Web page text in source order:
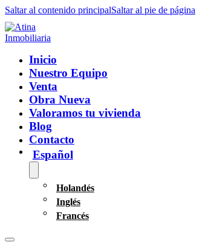
Saltar al contenido principalSaltar al pie de página
Inicio
Nuestro Equipo
Venta
Obra Nueva
Valoramos tu vivienda
Blog
Contacto
Español
Holandés
Inglés
Francés